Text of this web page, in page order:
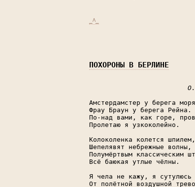
_^_
ПОХОРОНЫ В БЕРЛИНЕ
О.
Амстердамстер у берега
Фрау Браун у берега Рейна.
По-над вами, как горе,
Пролетаю я узкоколейно.
Колоколенка колется шпилем,
Шепелявят небрежные волны,
Полумёртвым классическим
Всё баюкая утлые чёлны.
Я чела не кажу, я сутулюсь
От полётной воздушной